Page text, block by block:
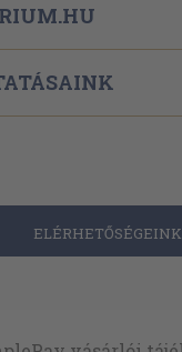
ELÉRHETŐSÉGEINK